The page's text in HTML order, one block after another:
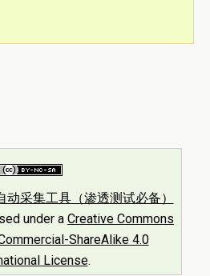
采集工具（渗透测试必备）
under a Creative Commons
ShareAlike 4.0
License.